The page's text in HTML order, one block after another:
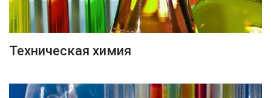
ПОДРОБНЕЕ
Техническая химия